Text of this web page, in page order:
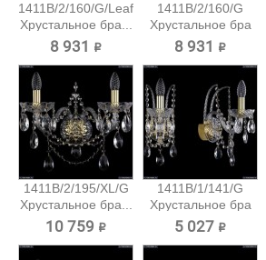
1411B/2/160/G/Leafs
Хрустальное бра...
8 931 ₽
1411B/2/160/G
Хрустальное бра
Bohemia...
8 931 ₽
1411B/2/195/XL/G
Хрустальное бра...
10 759 ₽
1411B/1/141/G
Хрустальное бра
Bohemia...
5 027 ₽